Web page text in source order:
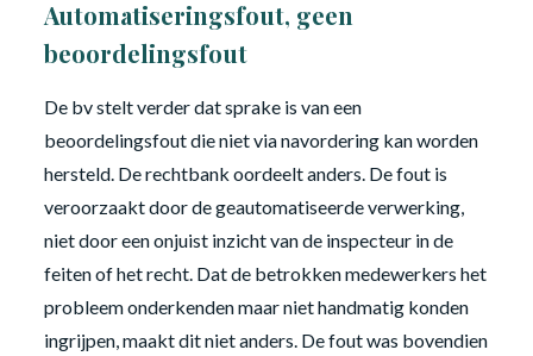
Automatiseringsfout, geen
beoordelingsfout
De bv stelt verder dat sprake is van een
beoordelingsfout die niet via navordering kan worden
hersteld. De rechtbank oordeelt anders. De fout is
veroorzaakt door de geautomatiseerde verwerking,
niet door een onjuist inzicht van de inspecteur in de
feiten of het recht. Dat de betrokken medewerkers het
probleem onderkenden maar niet handmatig konden
ingrijpen, maakt dit niet anders. De fout was bovendien